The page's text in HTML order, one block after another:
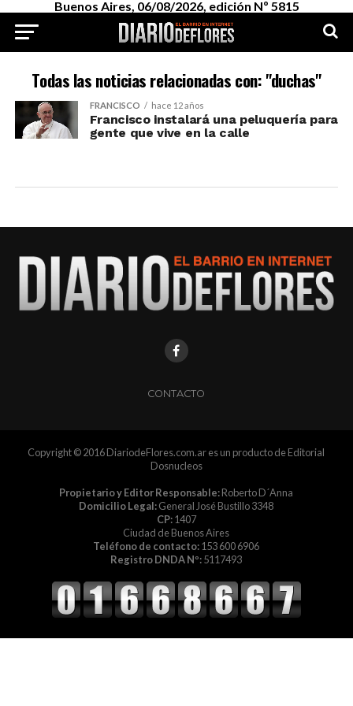
Buenos Aires, 06/08/2026, edición Nº 5815
Todas las noticias relacionadas con: "duchas"
FRANCISCO hace 12 años
Francisco instalará una peluquería para
gente que vive en la calle
CONTACTO
Copyright © 2016 DiariodeFlores.com.ar es un producto de Editorial
Dosnucleos
Propietario y Editor Responsable:Roberto D´Anna
Domicilio Legal:General José Bustillo 3348
CP:1407
Ciudad de Buenos Aires
Teléfono de contacto:153 600 6906
Registro DNDA Nº:5117493